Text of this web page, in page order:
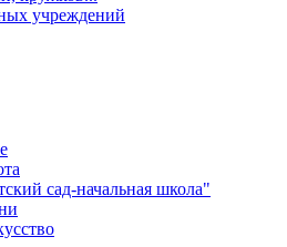
учреждений
сад-начальная школа"